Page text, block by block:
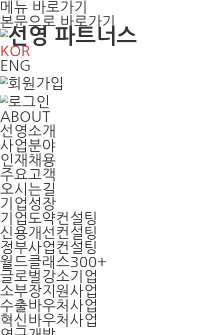
메뉴 바로가기
본문으로 바로가기
KOR
ENG
ABOUT
선영소개
사업분야
인재채용
주요고객
오시는길
기업성장
기업도약컨설팅
신용개선컨설팅
정부사업컨설팅
월드클래스300+
글로벌강소기업
소부장지원사업
수출바우처사업
혁신바우처사업